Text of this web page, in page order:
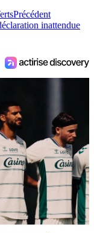
Précédent
inattendue